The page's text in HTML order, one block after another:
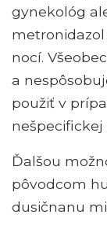
gynekológ
nocí.
a
použiť v
Ďalšou
pôvodcom
dusičnanu